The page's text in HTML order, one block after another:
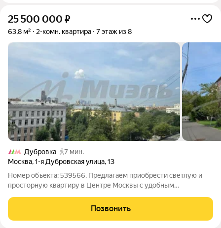
25 500 000 ₽
63,8 м² 2-комн. квартира 7 этаж из 8
Дубровка
7 мин.
Москва,1-я Дубровская улица,13
Номер объекта: 539566. Предлагаем приобрести светлую и
просторную квартиру в Центре Москвы с удобным
Дом расположен внутри Третьего транспортного кольца,
рядом 4 станции метро в пешей
Позвонить